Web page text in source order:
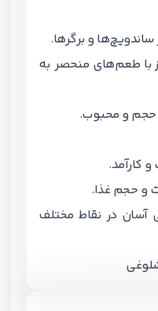
ساندویچ‌ها و برگرها.
طعم‌های منحصر به
حجم و محبوب.
کارآمد.
و حجم غذا.
در نقاط مختلف